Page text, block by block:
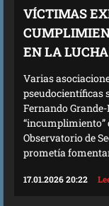
VÍCTIMAS
EN LA
Varias
pseudocientíficas
Fernando
“incumplimiento”
Observatorio de
prometía
17.01.2026 20:22